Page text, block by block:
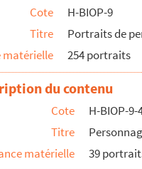
Cote
H-BIOP-9
Titre
Portraits de
254 portraits
du contenu
Cote
H-BIOP-9-
Titre
matérielle
39